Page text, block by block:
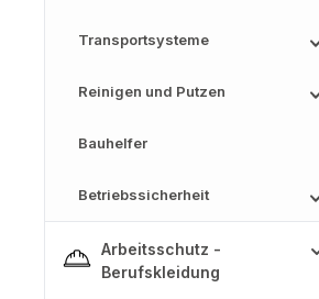
Transportsysteme
Reinigen und Putzen
Bauhelfer
Betriebssicherheit
Arbeitsschutz -
Berufskleidung